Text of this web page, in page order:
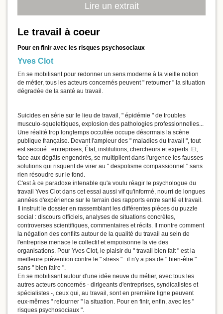
Lire un extrait
Le travail à coeur
Pour en finir avec les risques psychosociaux
Yves Clot
En se mobilisant pour redonner un sens moderne à la vieille notion
de métier, tous les acteurs concernés peuvent " retourner " la situation
dégradée de la santé au travail.
Suicides en série sur le lieu de travail, " épidémie " de troubles
musculo-squelettiques, explosion des pathologies professionnelles...
Une réalité trop longtemps occultée occupe désormais la scène
publique française. Devant l'ampleur des " maladies du travail ", tout
est secoué : entreprises, État, institutions, chercheurs et experts. Et,
face aux dégâts engendrés, se multiplient dans l'urgence les fausses
solutions qui risquent de virer au " despotisme compassionnel " sans
rien résoudre sur le fond.
C'est à ce paradoxe intenable qu'a voulu réagir le psychologue du
travail Yves Clot dans cet essai aussi vif qu'informé, nourri de longues
années d'expérience sur le terrain des rapports entre santé et travail.
Il instruit le dossier en rassemblant les différentes pièces du puzzle
social : discours officiels, analyses de situations concrètes,
controverses scientifiques, commentaires et récits. Il montre comment
la négation des conflits autour de la qualité du travail au sein de
l'entreprise menace le collectif et empoisonne la vie des
organisations. Pour Yves Clot, le plaisir du " travail bien fait " est la
meilleure prévention contre le " stress " : il n'y a pas de " bien-être "
sans " bien faire ".
En se mobilisant autour d'une idée neuve du métier, avec tous les
autres acteurs concernés - dirigeants d'entreprises, syndicalistes et
spécialistes -, ceux qui, au travail, sont en première ligne peuvent
eux-mêmes " retourner " la situation. Pour en finir, enfin, avec les "
risques psychosociaux ".